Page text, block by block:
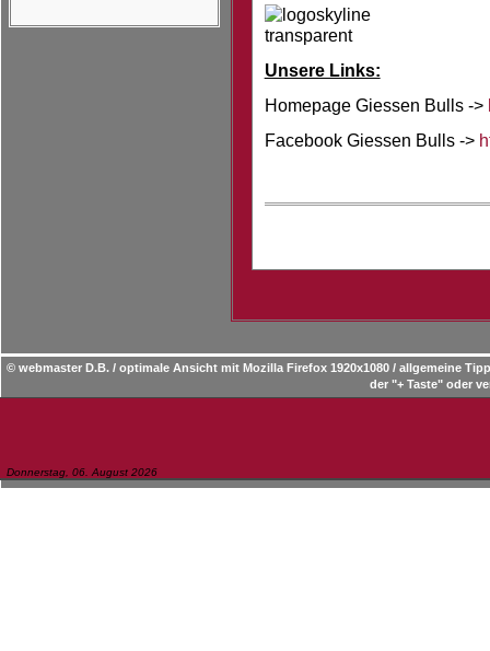
Unsere Links:
Homepage Giessen Bulls ->
Facebook Giessen Bulls ->
© webmaster D.B. / optimale Ansicht mit Mozilla Firefox 1920x1080 / allgemeine
der "+ Taste" oder
Donnerstag, 06. August 2026